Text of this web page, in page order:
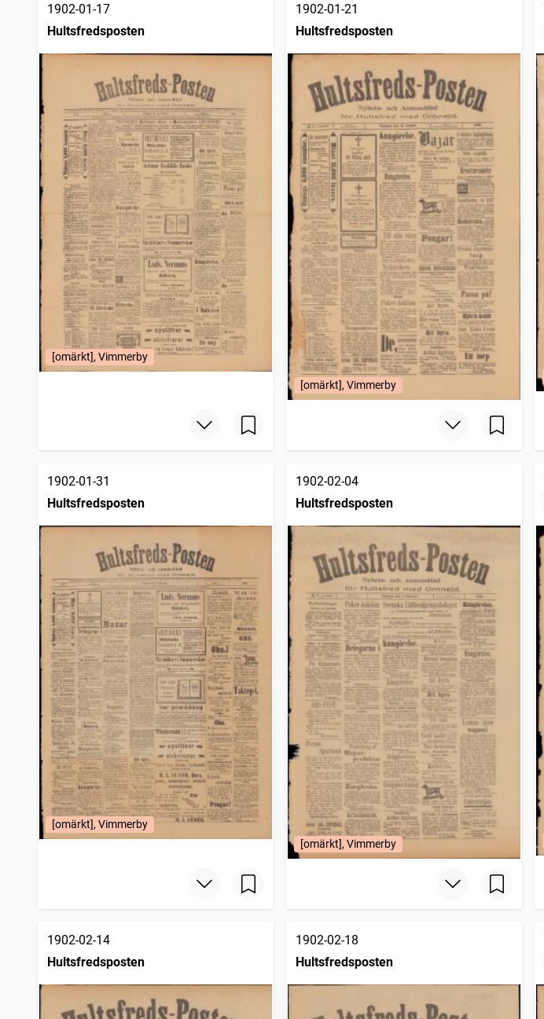
1902-01-17
Hultsfredsposten
[omärkt], Vimmerby
1902-01-21
Hultsfredsposten
[omärkt], Vimmerby
1902-01-31
Hultsfredsposten
[omärkt], Vimmerby
1902-02-04
Hultsfredsposten
[omärkt], Vimmerby
1902-02-14
Hultsfredsposten
1902-02-18
Hultsfredsposten